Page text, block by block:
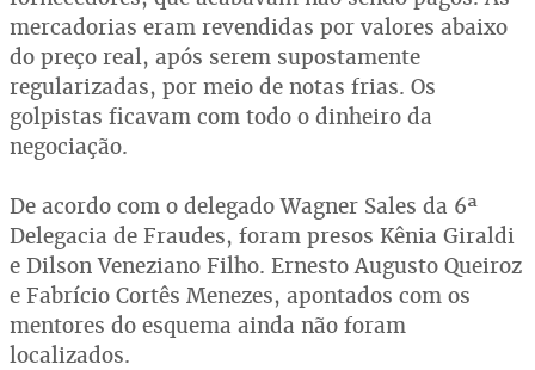
mercadorias eram revendidas por valores abaixo
do preço real, após serem supostamente
regularizadas, por meio de notas frias. Os
golpistas ficavam com todo o dinheiro da
negociação.
De acordo com o delegado Wagner Sales da 6ª
Delegacia de Fraudes, foram presos Kênia Giraldi
e Dilson Veneziano Filho. Ernesto Augusto Queiroz
e Fabrício Cortês Menezes, apontados com os
mentores do esquema ainda não foram
localizados.